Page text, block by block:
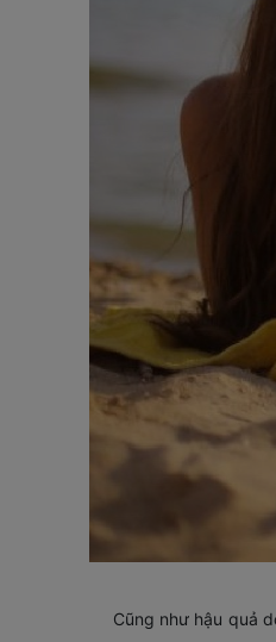
Cũng như hậu quả